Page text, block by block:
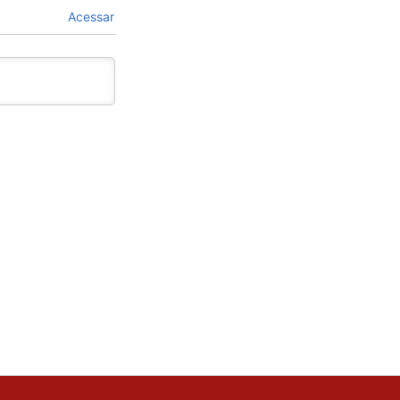
Acessar